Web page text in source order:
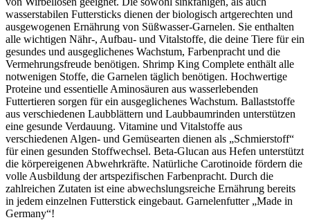
wasserstabilen Futtersticks dienen der biologisch artgerechten und
ausgewogenen Ernährung von Süßwasser-Garnelen. Sie enthalten
alle wichtigen Nähr-, Aufbau- und Vitalstoffe, die deine Tiere für ein
gesundes und ausgeglichenes Wachstum, Farbenpracht und die
Vermehrungsfreude benötigen. Shrimp King Complete enthält alle
notwenigen Stoffe, die Garnelen täglich benötigen. Hochwertige
Proteine und essentielle Aminosäuren aus wasserlebenden
Futtertieren sorgen für ein ausgeglichenes Wachstum. Ballaststoffe
aus verschiedenen Laubblättern und Laubbaumrinden unterstützen
eine gesunde Verdauung. Vitamine und Vitalstoffe aus
verschiedenen Algen- und Gemüsearten dienen als „Schmierstoff“
für einen gesunden Stoffwechsel. Beta-Glucan aus Hefen unterstützt
die körpereigenen Abwehrkräfte. Natürliche Carotinoide fördern die
volle Ausbildung der artspezifischen Farbenpracht. Durch die
zahlreichen Zutaten ist eine abwechslungsreiche Ernährung bereits
in jedem einzelnen Futterstick eingebaut. Garnelenfutter „Made in
Germany“!